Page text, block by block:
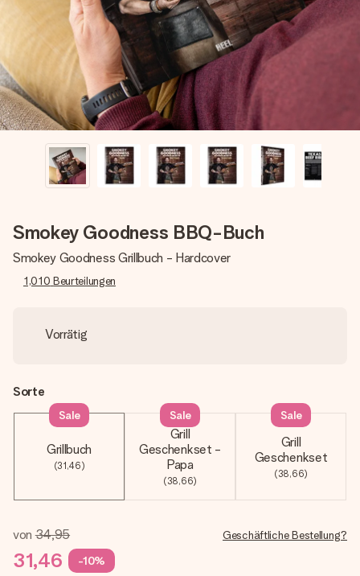
Montag - Freitag : 8:30 - 17:00 Uhr
Samstag - Sonntag : 8:30 - 13:00 Uhr
Smokey Goodness BBQ-Buch
Smokey Goodness Grillbuch - Hardcover
1,010 Beurteilungen
Vorrätig
Sorte
Grillbuch
(31,46)
Sale
Grill
Geschenkset -
Papa
(38,66)
Sale
Grill
Geschenkset
(38,66)
Sale
von 34,95
31,46 -10%
Geschäftliche Bestellung?